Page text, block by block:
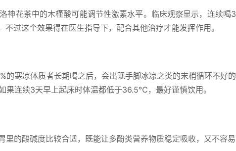
神花茶中的木槿酸可能调节性激素水平。临床观察显示，连续喝3
过这个效果得在医生指导下，配合其他治疗才能发挥作用。
的寒凉体质者长期喝之后，会出现手脚冰凉之类的末梢循环不好的
连续3天早上起床时体温都低于36.5℃，最好谨慎饮用。
里的酸碱度比较合适，既能让多酚类营养物质稳定吸收，又不容易